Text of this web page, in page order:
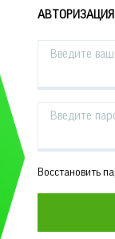
АВТОРИЗАЦИЯ
Введите
Введите
Восстановить